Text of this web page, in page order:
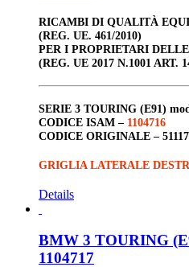
RICAMBI DI QUALITÀ
(REG. UE. 461/2010)
PER I PROPRIETARI
(REG. UE 2017 N.1001 ART.
SERIE 3 TOURING (E91)
CODICE ISAM – 1104716
CODICE ORIGINALE –
GRIGLIA LATERALE
Details
BMW 3 TOURING
1104717